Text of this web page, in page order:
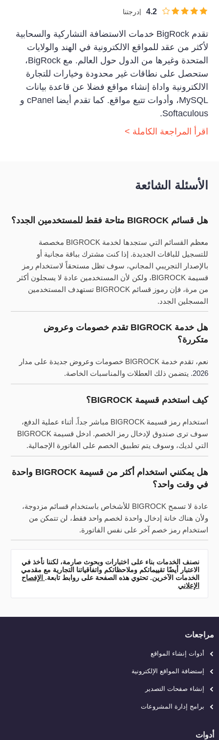
4.2 درجتنا
تقدم BigRock خدمات الاستضافة التشاركية والسحابية
لأكثر من عقد للمواقع الالكترونية في الهند والولايات
المتحدة وغيرها من الدول حول العالم. مع BigRock،
ستحصل على نطاقات غير محدودة وخيارات للتجارة
الالكترونية واداة إنشاء مواقع فضلا عن قاعدة بيانات
MySQL، وأدوات تتبع مواقع. كما تقدم أيضا cPanel و
Softaculous.
اقرأ المراجعة الكاملة >
الأسئلة الشائعة
هل قسائم BIGROCK متاحة فقط للمستخدمين الجدد؟
معظم القسائم التي ستجدها لخدمة BIGROCK مخصصة
للتسجيل للباقات الجديدة. إذا كنت مشترك بباقة مجانية أو
بالإصدار التجريبي المجاني، سوف تظل مستحقاً لاستخدام رمز
قسيمة BIGROCK، ولكن لأن المستخدمين عادة لا يسجلون أكثر
من مرة، فإن رموز قسائم BIGROCK تستهدف المستخدمين
المسجلين الجدد.
هل خدمة BIGROCK تقدم خصومات وعروض
متكررة؟
نعم، تقدم خدمة BIGROCK خصومات وعروض جديدة على مدار
2026. يتضمن ذلك العطلات والمناسبات الخاصة.
كيف استخدم قسيمة BIGROCK؟
استخدام رمز قسيمة BIGROCK مباشر جداً. أثناء عملية الدفع،
سوف ترى صندوق لإدخال رمز الخصم. ادخل قسيمة BIGROCK
التي لديك، وسوف يتم تطبيق الخصم على الفاتورة الإجمالية.
هل يمكنني استخدام أكثر من قسيمة BIGROCK واحدة
في وقت واحد؟
عادة لا تسمح BIGROCK للأشخاص باستخدام قسائم مزدوجة،
ولأن هناك خانة إدخال واحدة لخصم واحد فقط، لن تتمكن من
استخدام رمز خصم آخر على نفس الفاتورة.
نصنف الخدمات بناء على اختبارات وبحوث صارمة، لكننا نأخذ في
الاعتبار أيضًا تقييماتكم وملاحظاتكم واتفاقياتنا التجارية مع مقدمي
الخدمات الآخرين. تحتوي هذه الصفحة على روابط تابعة. الإفصاح
الإعلاني
مراجعات
أدوات إنشاء المواقع
إستضافة المواقع الإلكترونية
إنشاء صفحات التصدير
برامج إدارة المشروعات
أدوات